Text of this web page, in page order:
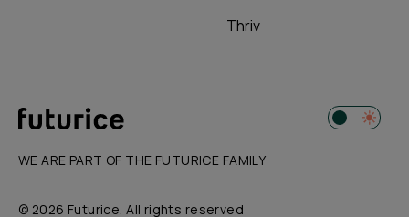
Thriv
WE ARE PART OF THE FUTURICE FAMILY
© 2026 Futurice. All rights reserved